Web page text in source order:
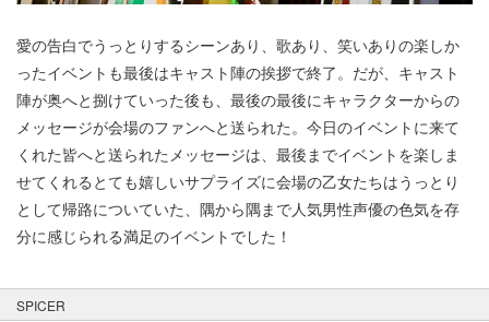
愛の告白でうっとりするシーンあり、歌あり、笑いありの楽しか
ったイベントも最後はキャスト陣の挨拶で終了。だが、キャスト
陣が奥へと捌けていった後も、最後の最後にキャラクターからの
メッセージが会場のファンへと送られた。今日のイベントに来て
くれた皆へと送られたメッセージは、最後までイベントを楽しま
せてくれるとても嬉しいサプライズに会場の乙女たちはうっとり
として帰路についていた、隅から隅まで人気男性声優の色気を存
分に感じられる満足のイベントでした！
SPICER